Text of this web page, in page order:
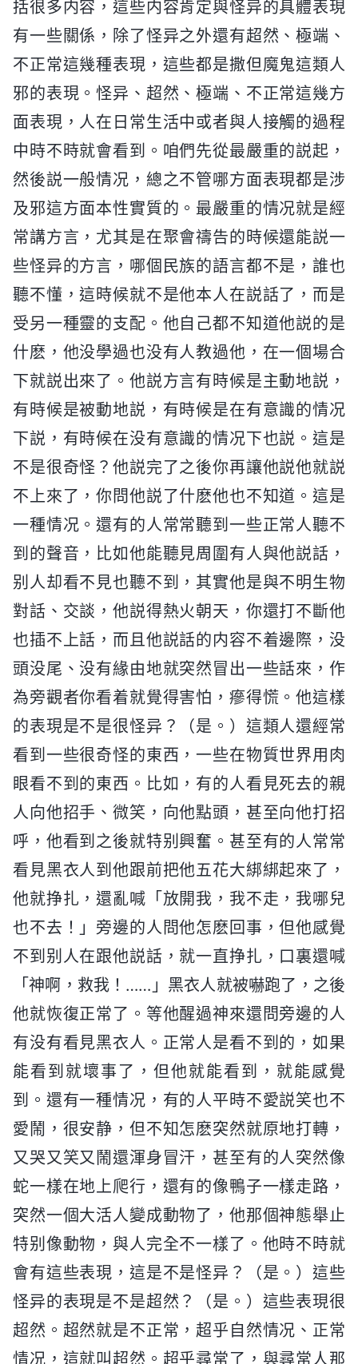
括很多内容，這些内容肯定與怪异的具體表現
有一些關係，除了怪异之外還有超然、極端、
不正常這幾種表現，這些都是撒但魔鬼這類人
邪的表現。怪异、超然、極端、不正常這幾方
面表現，人在日常生活中或者與人接觸的過程
中時不時就會看到。咱們先從最嚴重的説起，
然後説一般情况，總之不管哪方面表現都是涉
及邪這方面本性實質的。最嚴重的情况就是經
常講方言，尤其是在聚會禱告的時候還能説一
些怪异的方言，哪個民族的語言都不是，誰也
聽不懂，這時候就不是他本人在説話了，而是
受另一種靈的支配。他自己都不知道他説的是
什麽，他没學過也没有人教過他，在一個場合
下就説出來了。他説方言有時候是主動地説，
有時候是被動地説，有時候是在有意識的情况
下説，有時候在没有意識的情况下也説。這是
不是很奇怪？他説完了之後你再讓他説他就説
不上來了，你問他説了什麽他也不知道。這是
一種情况。還有的人常常聽到一些正常人聽不
到的聲音，比如他能聽見周圍有人與他説話，
别人却看不見也聽不到，其實他是與不明生物
對話、交談，他説得熱火朝天，你還打不斷他
也插不上話，而且他説話的内容不着邊際，没
頭没尾、没有緣由地就突然冒出一些話來，作
為旁觀者你看着就覺得害怕，瘮得慌。他這樣
的表現是不是很怪异？（是。）這類人還經常
看到一些很奇怪的東西，一些在物質世界用肉
眼看不到的東西。比如，有的人看見死去的親
人向他招手、微笑，向他點頭，甚至向他打招
呼，他看到之後就特别興奮。甚至有的人常常
看見黑衣人到他跟前把他五花大綁綁起來了，
他就挣扎，還亂喊「放開我，我不走，我哪兒
也不去！」旁邊的人問他怎麽回事，但他感覺
不到别人在跟他説話，就一直挣扎，口裏還喊
「神啊，救我！……」黑衣人就被嚇跑了，之後
他就恢復正常了。等他醒過神來還問旁邊的人
有没有看見黑衣人。正常人是看不到的，如果
能看到就壞事了，但他就能看到，就能感覺
到。還有一種情况，有的人平時不愛説笑也不
愛鬧，很安静，但不知怎麽突然就原地打轉，
又哭又笑又鬧還渾身冒汗，甚至有的人突然像
蛇一樣在地上爬行，還有的像鴨子一樣走路，
突然一個大活人變成動物了，他那個神態舉止
特别像動物，與人完全不一樣了。他時不時就
會有這些表現，這是不是怪异？（是。）這些
怪异的表現是不是超然？（是。）這些表現很
超然。超然就是不正常，超乎自然情况、正常
情况，這就叫超然。超乎尋常了，與尋常人那